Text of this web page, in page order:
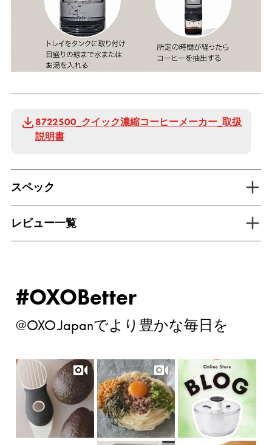
8722500_クイック濃縮コーヒーメーカー_取扱
説明書
スペック
レビュー一覧tab inactive
#OXOBetter
@OXO.Japanでより豊かな毎日を